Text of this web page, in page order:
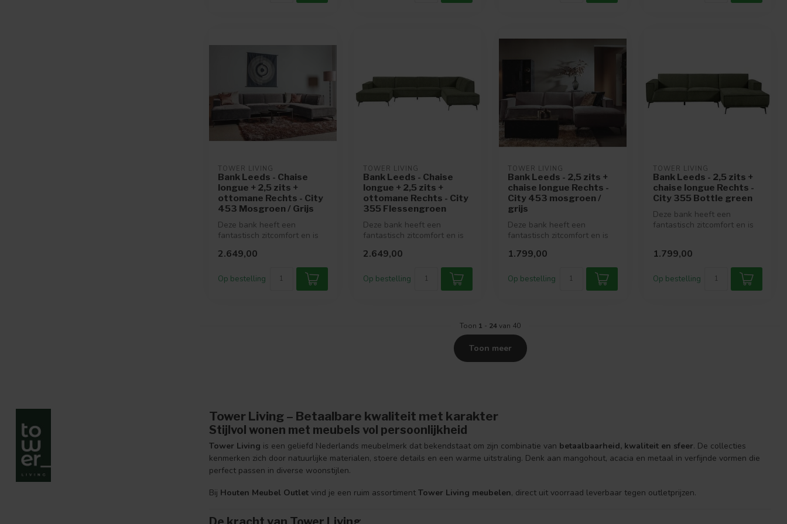
TOWER LIVING
Bank Leeds - Chaise
longue + 2,5 zits +
ottomane Rechts - City
453 Mosgroen / Grijs
Deze bank heeft een
fantastisch zitcomfort en is
kleu...
2.649,00
Op bestelling
TOWER LIVING
Bank Leeds - Chaise
longue + 2,5 zits +
ottomane Rechts - City
355 Flessengroen
Deze bank heeft een
fantastisch zitcomfort en is
kleu...
2.649,00
Op bestelling
TOWER LIVING
Bank Leeds - 2,5 zits +
chaise longue Rechts -
City 453 mosgroen /
grijs
Deze bank heeft een
fantastisch zitcomfort en is
kleu...
1.799,00
Op bestelling
TOWER LIVING
Bank Leeds - 2,5 zits +
chaise longue Rechts -
City 355 Bottle green
Deze bank heeft een
fantastisch zitcomfort en is
1.799,00
Op bestelling
Toon 1 - 24van 40
Toon meer
Tower Living – Betaalbare kwaliteit met karakter
Stijlvol wonen met meubels vol persoonlijkheid
Tower Living is een geliefd Nederlands meubelmerk dat bekendstaat om zijn combinatie van betaalbaarheid, kwaliteit en sfeer. De collecties
kenmerken zich door natuurlijke materialen, stoere details en een warme uitstraling. Denk aan mangohout, acacia en metaal in verfijnde vormen die
perfect passen in diverse woonstijlen.
Bij Houten Meubel Outlet vind je een ruim assortiment Tower Living meubelen, direct uit voorraad leverbaar tegen outletprijzen.